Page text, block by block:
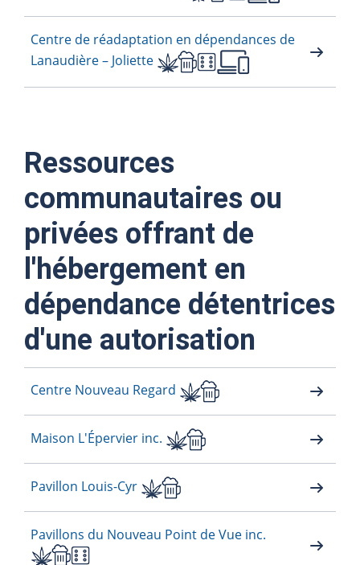
Centre de réadaptation en dépendances de
Lanaudière – Joliette
Ressources
communautaires ou
privées offrant de
l'hébergement en
dépendance détentrices
d'une autorisation
Centre Nouveau Regard
Maison L'Épervier inc.
Pavillon Louis-Cyr
Pavillons du Nouveau Point de Vue inc.